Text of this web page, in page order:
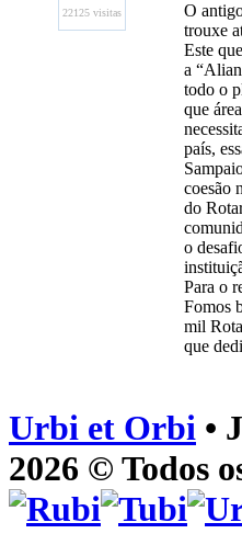
22125 visitas
O
trouxe
Este
a
todo o
que
país,
coesão
do
o
Para o
Fomos
mil
que
Urbi et Orbi •
2026 © Todos